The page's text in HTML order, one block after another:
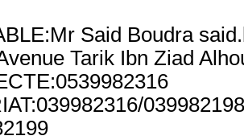
Said Boudra
Tarik Ibn Ziad